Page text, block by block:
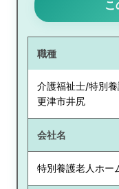
職種
介護福祉士/特別
更津市井尻
会社名
特別養護老人ホー